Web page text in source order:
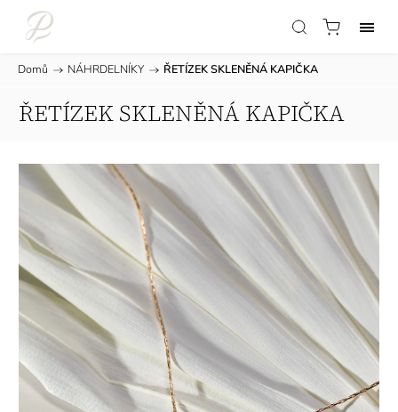
Domů / NÁHRDELNÍKY / ŘETÍZEK SKLENĚNÁ KAPIČKA
ŘETÍZEK SKLENĚNÁ KAPIČKA